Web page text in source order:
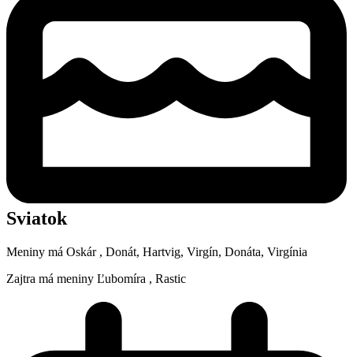
Sviatok
Meniny má Oskár , Donát, Hartvig, Virgín, Donáta, Virgínia
Zajtra má meniny Ľubomíra , Rastic